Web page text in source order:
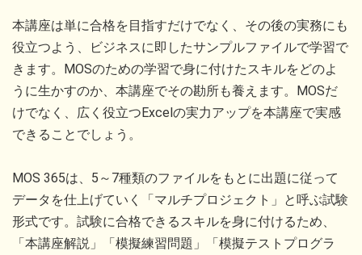
本講座は単に合格を目指すだけでなく、その後の実務にも
役立つよう、ビジネスに即したサンプルファイルで学習で
きます。MOSのための学習で身に付けたスキルをどのよ
うに生かすのか、本講座でその勘所も養えます。MOSだ
けでなく、広く役立つExcelの実力アップを本講座で実感
できることでしょう。
MOS 365は、5～7種類のファイルをもとに出題に従って
データを仕上げていく「マルチプロジェクト」と呼ぶ試験
形式です。試験に合格できるスキルを身に付けるため、
「本講座解説」「模擬練習問題」「模擬テストプログラ